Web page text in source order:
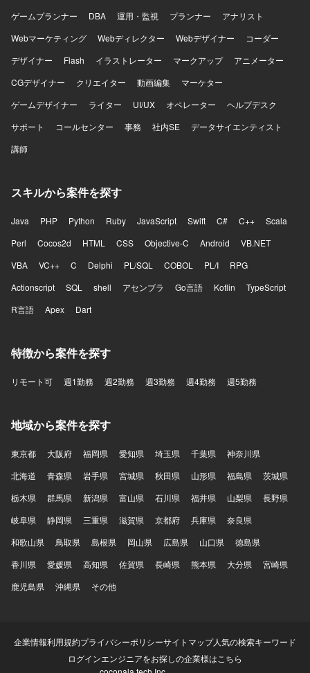
ゲームプランナー
DBA 運用・監視 プランナー
アナリスト
Webマーケティング
Webディレクター Webデザイナー
コーダー
デザイナー
Flash イラストレーター マークアップ
アニメーター
CGデザイナー
クリエイター 動画編集
マーケター
ゲームデザイナー
ライター UI/UX オペレーター
ヘルプデスク
サポート
コールセンター 事務 社内SE
データサイエンティスト
講師
スキルから案件を探す
Java PHP Python Ruby JavaScript Swift C# C++
Scala
Perl
Cocos2d HTML CSS Objective-C Android
VB.NET
VBA
VC++ C Delphi PL/SQL COBOL PL/I
RPG
Actionscript
SQL shell アセンブラ Go言語 Kotlin
TypeScript
R言語
Apex Dart
特徴から案件を探す
リモート可 週1勤務 週2勤務 週3勤務 週4勤務 週5勤務
地域から案件を探す
東京都 大阪府 福岡県 愛知県 埼玉県 千葉県
神奈川県
北海道
青森県 岩手県 宮城県 秋田県 山形県 福島県
茨城県
栃木県
群馬県 新潟県 富山県 石川県 福井県 山梨県
長野県
岐阜県
静岡県 三重県 滋賀県 京都府 兵庫県
奈良県
和歌山県
鳥取県 島根県 岡山県 広島県 山口県
徳島県
香川県
愛媛県 高知県 佐賀県 長崎県 熊本県 大分県
宮崎県
鹿児島県
沖縄県 その他
企業情報利用規約プライバシーポリシーサイトマップ人気の検索キーワード
ログインエンジニアをお探しの企業様はこちら